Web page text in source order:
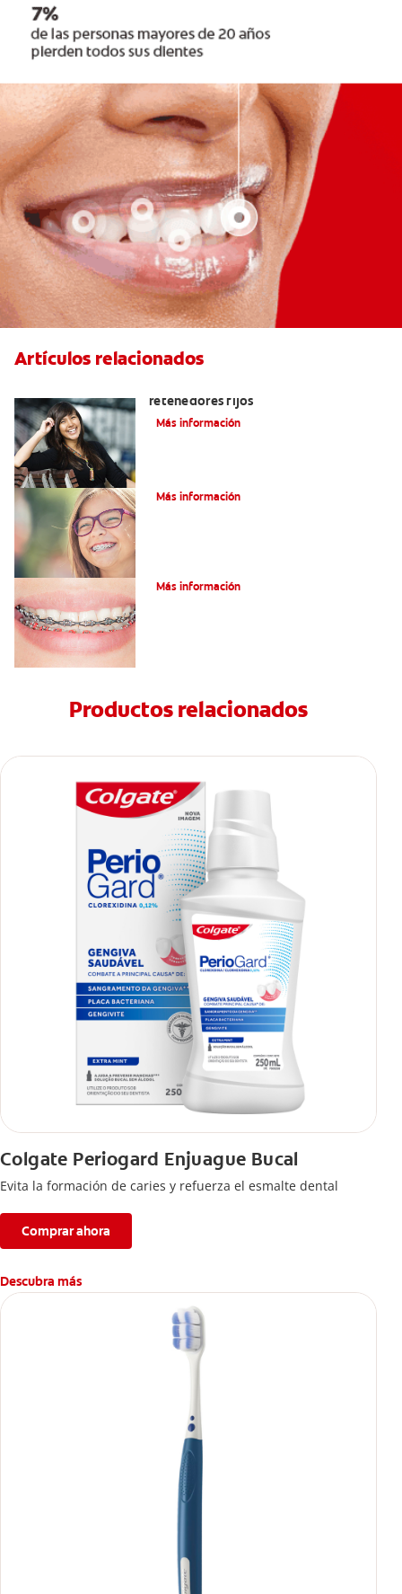
Artículos relacionados
retenedores fijos
Más información
Más información
Más información
Productos relacionados
Colgate Periogard Enjuague Bucal
Evita la formación de caries y refuerza el esmalte dental
Comprar ahora
Descubra más